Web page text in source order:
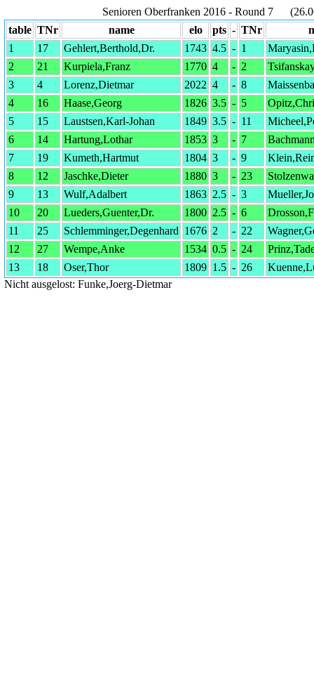
Senioren Oberfranken 2016 - Round 7
table TNr name elo pts - TNr
1
17 Gehlert,Berthold,Dr. 1743 4.5 - 1
2
21 Kurpiela,Franz 1770 4 - 2
3
4 Lorenz,Dietmar 2022 4 - 8
4
16 Haase,Georg 1826 3.5 - 5
5
15 Laustsen,Karl-Johan 1849 3.5 - 11
6
14 Hartung,Lothar 1853 3 - 7
7
19 Kumeth,Hartmut 1804 3 - 9
8
12 Jaschke,Dieter 1880 3 - 23
9
13 Wulf,Adalbert 1863 2.5 - 3
10
20 Lueders,Guenter,Dr. 1800 2.5 - 6
11
25 Schlemminger,Degenhard 1676 2 - 22
12
27 Wempe,Anke 1534 0.5 - 24
13
18 Oser,Thor 1809 1.5 - 26
Nicht ausgelost: Funke,Joerg-Dietmar